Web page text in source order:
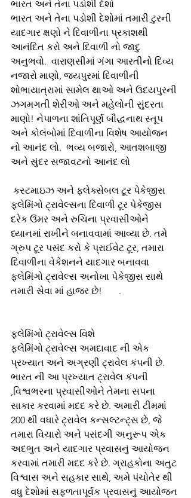
ભારત અને તેના પડોશી દેશો
ભારત અને તેના પડોશી દેશોમાં તમારી ટુરની
યાદગાર ક્ષણો ને દિવાળીના પ્રકાશથી
આનંદિત કરો અને દિવાળી નો જાદુ
અનુભવો.  વારાણસીમાં ગંગા આરતીનો દિવ્ય
નજારો માણો, જયપુરમાં દિવાળીની
શોભાયાત્રામાં સામેલ થાઓ અને ઉદયપુરની
ઝગમગતી શેરીઓ અને મહેલોની સુંદરતા
માણો! નેપાળના શાંતિપૂર્ણ બૌદ્ધનાથ સ્તૂપ
અને કોલંબોમાં દિવાળીના વિશેષ આયોજન
નો આનંદ લો.  ભવ્ય બજારો, આતશબાજી
અને સુંદર સજાવટનો આનંદ લો
કસ્ટમાઇઝ અને ફ્લેક્સેબલ ટૂર પેકેજીસ
ફ્લેમિંગો ટ્રાવેલ્સના દિવાળી ટૂર પેકેજીસ
દરેક ઉંમર અને રુચિના પ્રવાસીઓને
ધ્યાનમાં રાખીને બનાવવામાં આવ્યા છે. તમે
ગ્રુપ ટૂર પસંદ કરો કે પ્રાઈવેટ ટૂર, તમારા
દિવાળીના વેકેશનને યાદગાર બનાવવા
ફ્લેમિંગો ટ્રાવેલ્સ અનોખા પેકેજીસ સાથે
તમારી સેવા માં હાજર છે!       .
ફ્લેમિંગો ટ્રાવેલ્સ વિશે
ફ્લેમિંગો ટ્રાવેલ્સ અમદાવાદ ની એક
પ્રખ્યાત અને અગ્રણી ટ્રાવેલ કંપની છે.
ભારત ની આ પ્રખ્યાત ટ્રાવેલ કંપની
,વિશ્વભરના પ્રવાસીઓને તેમના સપના
સાકાર કરવામાં મદદ કરે છે. અમારી ટીમમાં
200 થી વધારે ટ્રાવેલ કન્સલ્ટન્ટ્સ છે, જે
તમારા વિચારો અને પસંદગી અનુરૂપ એક
અદભુત અને યાદગાર પ્રવાસનું આયોજન
કરવામાં તમારી મદદ કરે છે. ગ્રાહકોના અતુટ
વિશ્વાસ અને સહકાર સાથે, અમે પંચોતેર થી
વધુ દેશોમાં સફળતાપૂર્વક પ્રવાસનું આયોજન